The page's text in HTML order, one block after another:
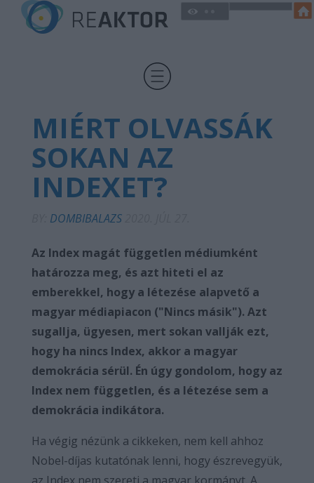
MIÉRT OLVASSÁK
SOKAN AZ
INDEXET?
DOMBIBALAZS
Az Index magát független médiumként
határozza meg, és azt hiteti el az
emberekkel, hogy a létezése alapvető a
magyar médiapiacon ("Nincs másik"). Azt
sugallja, ügyesen, mert sokan vallják ezt,
hogy ha nincs Index, akkor a magyar
demokrácia sérül. Én úgy gondolom, hogy az
Index nem független, és a létezése sem a
demokrácia indikátora.
Ha végig nézünk a cikkeken, nem kell ahhoz
Nobel-díjas kutatónak lenni, hogy észrevegyük,